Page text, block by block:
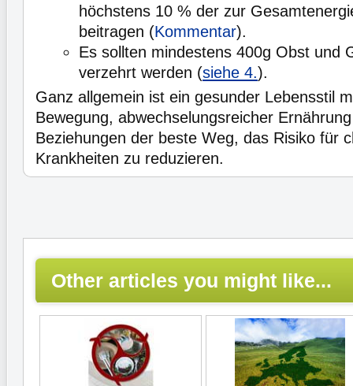
höchstens 10 % der zur
beitragen (Kommentar).
Es sollten mindestens 400g Obst und
verzehrt werden (siehe 4.).
Ganz allgemein ist ein gesunder Lebensstil
Bewegung, abwechselungsreicher
Beziehungen der beste Weg, das Risiko für
Krankheiten zu reduzieren.
Other articles you might like...